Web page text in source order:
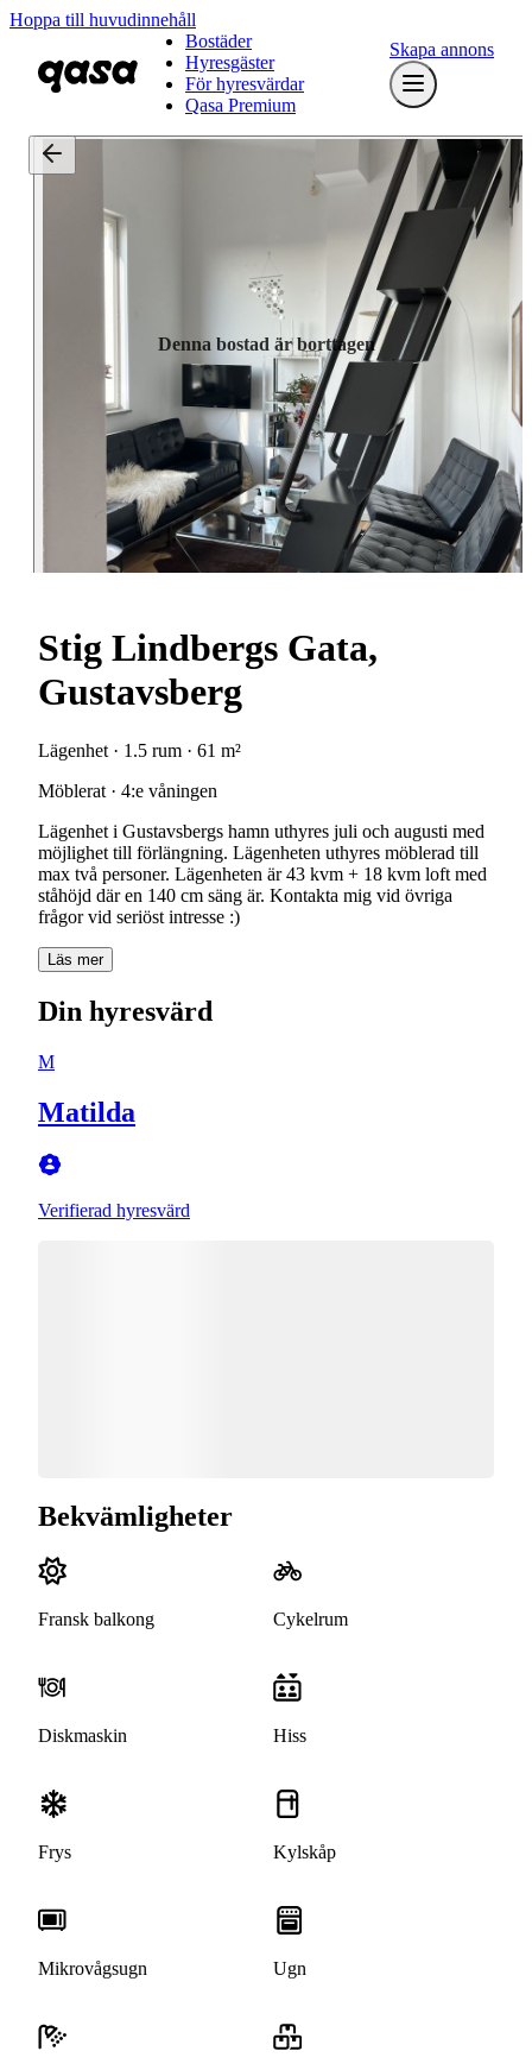
Hoppa till huvudinnehåll
Bostäder
Hyresgäster
För hyresvärdar
Qasa Premium
Skapa annons
Denna bostad är borttagen
Stig Lindbergs Gata,
Gustavsberg
Lägenhet · 1.5 rum · 61 m²
Möblerat · 4:e våningen
Lägenhet i Gustavsbergs hamn uthyres juli och augusti med
möjlighet till förlängning. Lägenheten uthyres möblerad till
max två personer. Lägenheten är 43 kvm + 18 kvm loft med
ståhöjd där en 140 cm säng är. Kontakta mig vid övriga
frågor vid seriöst intresse :)
Läs mer
Din hyresvärd
M
Matilda
Verifierad hyresvärd
Bekvämligheter
Fransk balkong Cykelrum
Diskmaskin Hiss
Frys Kylskåp
Mikrovågsugn Ugn